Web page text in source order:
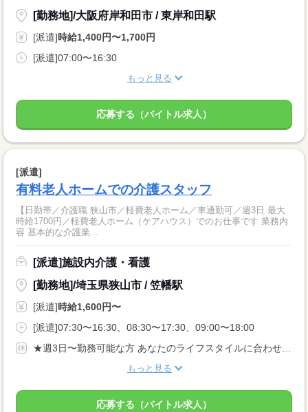
[勤務地]/大阪府岸和田市 / 東岸和田駅
[派遣]時給1,400円〜1,700円
[派遣]07:00〜16:30
もっと見る
応募する（バイトル求人）
[派遣]
有料老人ホームでの介護スタッフ
【日勤帯／介護職 狭山市／軽費老人ホーム／車通勤可／週3日 最大
時給1700円／軽費老人ホーム（ケアハウス）でのお仕事です 業務内
容 基本的な介護業...
[派遣]施設内介護・看護
[勤務地]/埼玉県狭山市 / 笠幡駅
[派遣]時給1,600円〜
[派遣]07:30〜16:30、08:30〜17:30、09:00〜18:00
★週3日〜勤務可能な方 あなたのライフスタイルに合わせてお仕事をお探し致します！
もっと見る
応募する（バイトル求人）